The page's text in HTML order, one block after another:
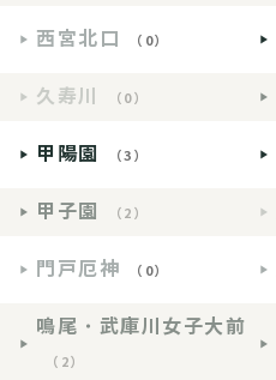
西宮北口 （0）
久寿川 （0）
甲陽園 （3）
甲子園 （2）
門戸厄神 （0）
鳴尾・武庫川女子大前
（2）